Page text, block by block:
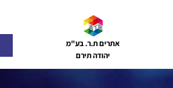
אתרים ת.ר. בע"מ
יהודה תירם